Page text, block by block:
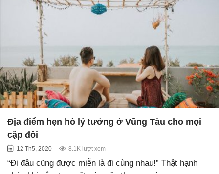
Địa điểm hẹn hò lý tưởng ở Vũng Tàu cho mọi
cặp đôi
12 Th5, 2020 8.1K lượt xem
“Đi đâu cũng được miễn là đi cùng nhau!” Thật hạnh